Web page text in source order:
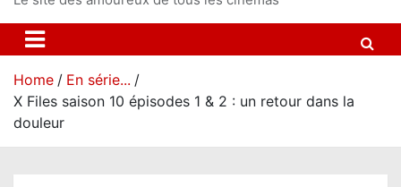
n
Home
En série...
X Files saison 10 épisodes 1 & 2 : un retour dans la
douleur